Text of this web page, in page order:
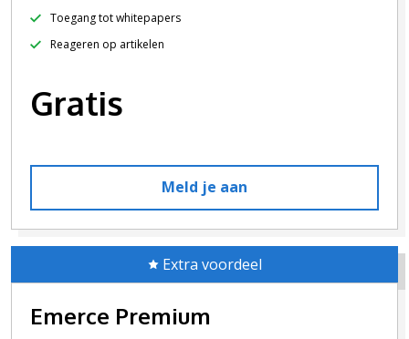
Toegang tot whitepapers
Reageren op artikelen
Gratis
Meld je aan
Extra voordeel
Emerce Premium